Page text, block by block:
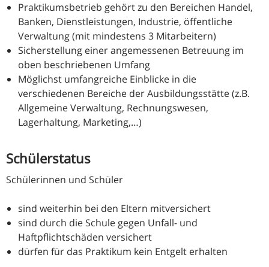
Praktikumsbetrieb gehört zu den Bereichen Handel,
Banken, Dienstleistungen, Industrie, öffentliche
Verwaltung (mit mindestens 3 Mitarbeitern)
Sicherstellung einer angemessenen Betreuung im
oben beschriebenen Umfang
Möglichst umfangreiche Einblicke in die
verschiedenen Bereiche der Ausbildungsstätte (z.B.
Allgemeine Verwaltung, Rechnungswesen,
Lagerhaltung, Marketing,…)
Schülerstatus
Schülerinnen und Schüler
sind weiterhin bei den Eltern mitversichert
sind durch die Schule gegen Unfall- und
Haftpflichtschäden versichert
dürfen für das Praktikum kein Entgelt erhalten